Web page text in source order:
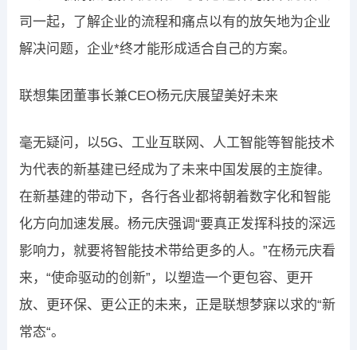
司一起，了解企业的流程和痛点以有的放矢地为企业
解决问题，企业*终才能形成适合自己的方案。
联想集团董事长兼CEO杨元庆展望美好未来
毫无疑问，以5G、工业互联网、人工智能等智能技术
为代表的新基建已经成为了未来中国发展的主旋律。
在新基建的带动下，各行各业都将朝着数字化和智能
化方向加速发展。杨元庆强调“要真正发挥科技的深远
影响力，就要将智能技术带给更多的人。”在杨元庆看
来，“使命驱动的创新”，以塑造一个更包容、更开
放、更环保、更公正的未来，正是联想梦寐以求的“新
常态“。